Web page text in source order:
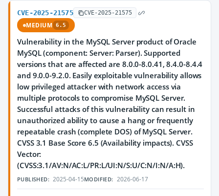
CVE-2025-21575 CVE-2025-21575
MEDIUM 6.5
Vulnerability in the MySQL Server product of Oracle
MySQL (component: Server: Parser). Supported
versions that are affected are 8.0.0-8.0.41, 8.4.0-8.4.4
and 9.0.0-9.2.0. Easily exploitable vulnerability allows
low privileged attacker with network access via
multiple protocols to compromise MySQL Server.
Successful attacks of this vulnerability can result in
unauthorized ability to cause a hang or frequently
repeatable crash (complete DOS) of MySQL Server.
CVSS 3.1 Base Score 6.5 (Availability impacts). CVSS
Vector:
(CVSS:3.1/AV:N/AC:L/PR:L/UI:N/S:U/C:N/I:N/A:H).
PUBLISHED: 2025-04-15MODIFIED: 2026-06-17